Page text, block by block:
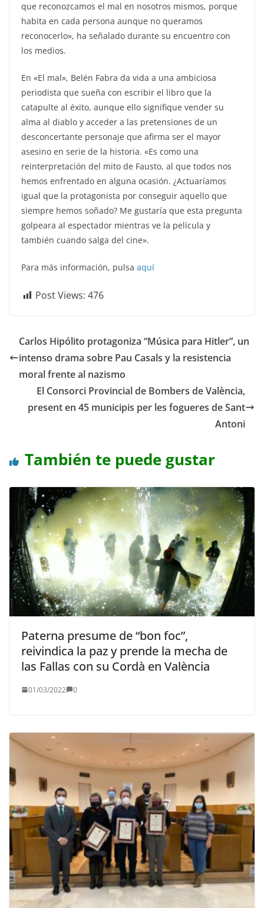
que reconozcamos el mal en nosotros mismos, porque
habita en cada persona aunque no queramos
reconocerlo», ha señalado durante su encuentro con
los medios.
En «El mal», Belén Fabra da vida a una ambiciosa
periodista que sueña con escribir el libro que la
catapulte al éxito, aunque ello signifique vender su
alma al diablo y acceder a las pretensiones de un
desconcertante personaje que afirma ser el mayor
asesino en serie de la historia. «Es como una
reinterpretación del mito de Fausto, al que todos nos
hemos enfrentado en alguna ocasión. ¿Actuaríamos
igual que la protagonista por conseguir aquello que
siempre hemos soñado? Me gustaría que esta pregunta
golpeara al espectador mientras ve la película y
también cuando salga del cine».
Para más información, pulsa aquí
Post Views: 476
Carlos Hipólito protagoniza “Música para Hitler”, un
intenso drama sobre Pau Casals y la resistencia
moral frente al nazismo
El Consorci Provincial de Bombers de València,
present en 45 municipis per les fogueres de Sant
Antoni
También te puede gustar
Paterna presume de “bon foc”,
reivindica la paz y prende la mecha de
las Fallas con su Cordà en València
01/03/2022 0